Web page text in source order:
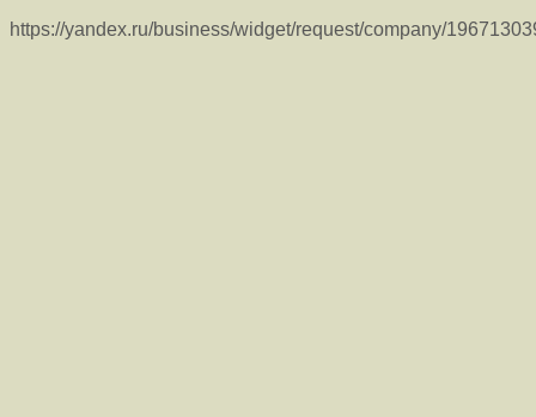
https://yandex.ru/business/widget/request/company/